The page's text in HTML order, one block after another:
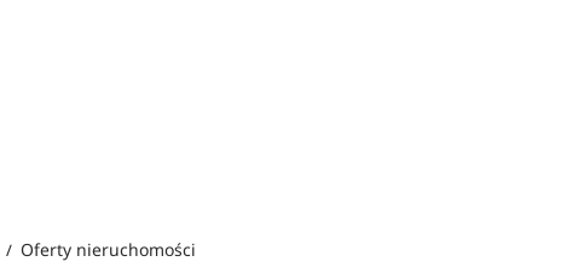
Oferty nieruchomości